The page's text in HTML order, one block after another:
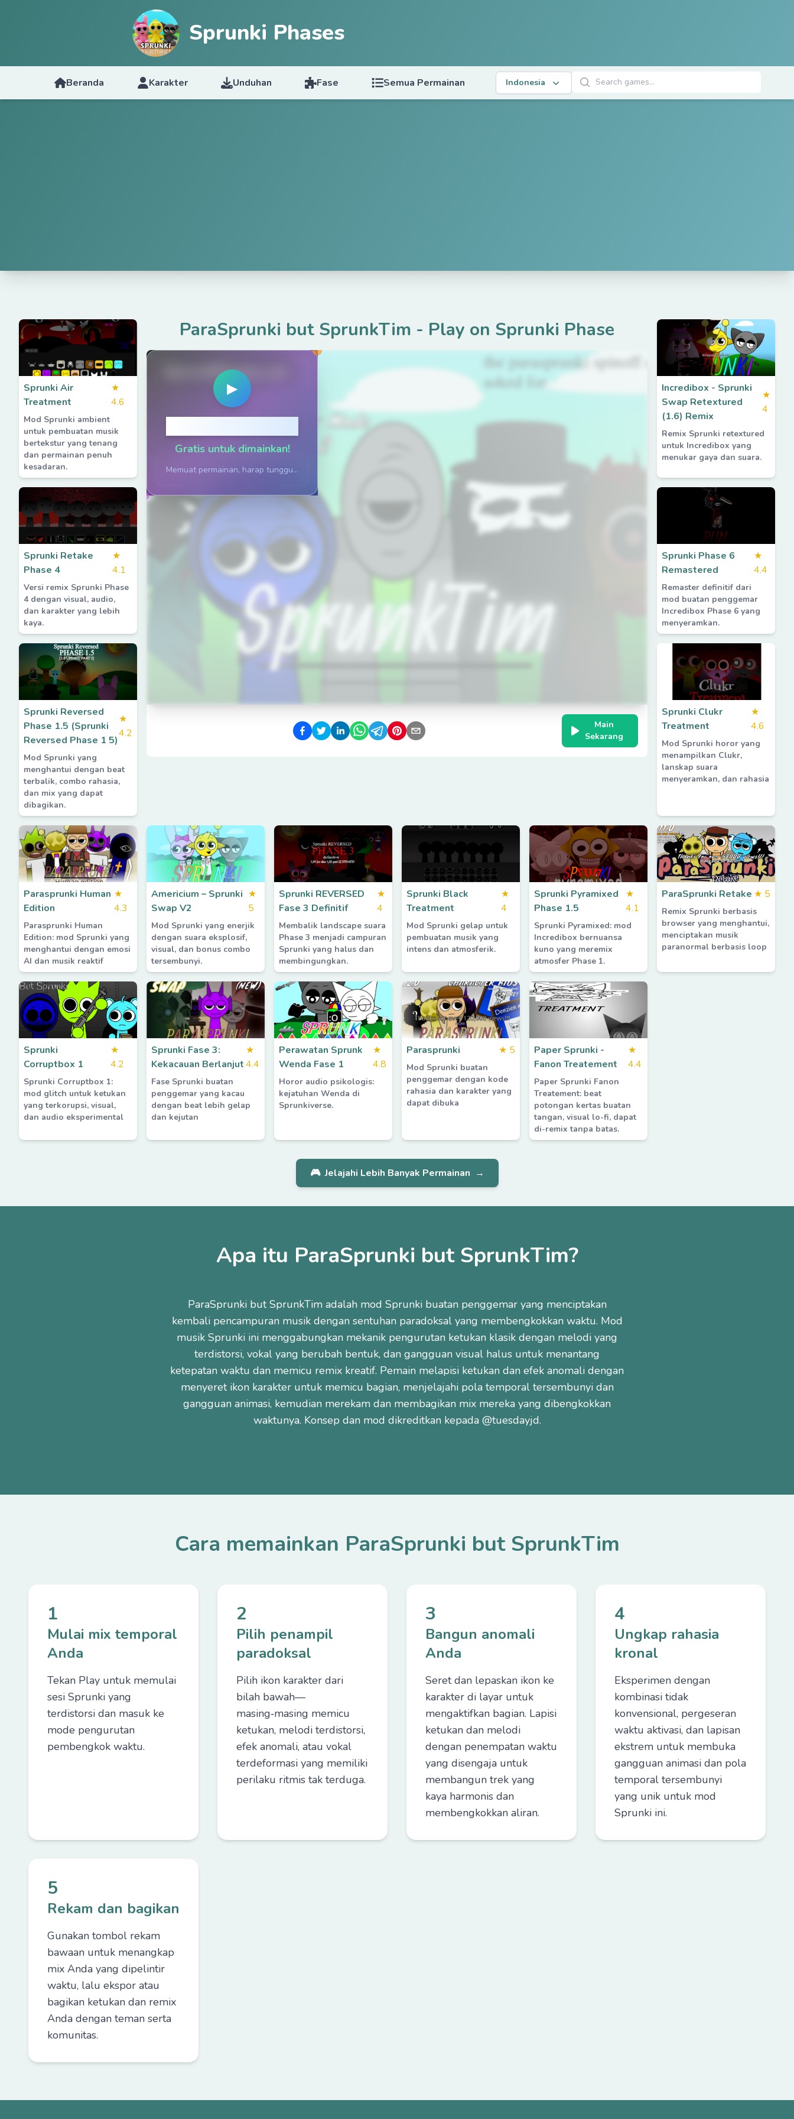
Sprunki Phases
Beranda Karakter Unduhan Fase Semua Permainan Indonesia Cari Permainan
Sprunki Air
Treatment
★
4.6
Mod Sprunki ambient
untuk pembuatan musik
bertekstur yang tenang
dan permainan penuh
kesadaran.
ParaSprunki but SprunkTim - Play on Sprunki Phase
SprunkiPhases.net
▶
Gratis untuk dimainkan!
Memuat permainan, harap tunggu...
Main
Sekarang
Incredibox - Sprunki
Swap Retextured
(1.6) Remix
★
4
Remix Sprunki retextured
untuk Incredibox yang
menukar gaya dan suara.
Sprunki Retake
Phase 4
★
4.1
Versi remix Sprunki Phase
4 dengan visual, audio,
dan karakter yang lebih
kaya.
Sprunki Phase 6
Remastered
★
4.4
Remaster definitif dari
mod buatan penggemar
Incredibox Phase 6 yang
menyeramkan.
Sprunki Reversed
Phase 1.5 (Sprunki
Reversed Phase 1 5)
★
4.2
Mod Sprunki yang
menghantui dengan beat
terbalik, combo rahasia,
dan mix yang dapat
dibagikan.
Sprunki Clukr
Treatment
★
4.6
Mod Sprunki horor yang
menampilkan Clukr,
lanskap suara
menyeramkan, dan rahasia
Parasprunki Human
Edition
★
4.3
Parasprunki Human
Edition: mod Sprunki yang
menghantui dengan emosi
AI dan musik reaktif
Americium – Sprunki
Swap V2
★
5
Mod Sprunki yang enerjik
dengan suara eksplosif,
visual, dan bonus combo
tersembunyi.
Sprunki REVERSED
Fase 3 Definitif
★
4
Membalik landscape suara
Phase 3 menjadi campuran
Sprunki yang halus dan
membingungkan.
Sprunki Black
Treatment
★
4
Mod Sprunki gelap untuk
pembuatan musik yang
intens dan atmosferik.
Sprunki Pyramixed
Phase 1.5
★
4.1
Sprunki Pyramixed: mod
Incredibox bernuansa
kuno yang meremix
atmosfer Phase 1.
ParaSprunki Retake ★ 5
Remix Sprunki berbasis
browser yang menghantui,
menciptakan musik
paranormal berbasis loop
Sprunki
Corruptbox 1
★
4.2
Sprunki Corruptbox 1:
mod glitch untuk ketukan
yang terkorupsi, visual,
dan audio eksperimental
Sprunki Fase 3:
Kekacauan Berlanjut
★
4.4
Fase Sprunki buatan
penggemar yang kacau
dengan beat lebih gelap
dan kejutan
Perawatan Sprunk
Wenda Fase 1
★
4.8
Horor audio psikologis:
kejatuhan Wenda di
Sprunkiverse.
Parasprunki ★ 5
Mod Sprunki buatan
penggemar dengan kode
rahasia dan karakter yang
dapat dibuka
Paper Sprunki -
Fanon Treatement
★
4.4
Paper Sprunki Fanon
Treatement: beat
potongan kertas buatan
tangan, visual lo-fi, dapat
di-remix tanpa batas.
🎮 Jelajahi Lebih Banyak Permainan →
Apa itu ParaSprunki but SprunkTim?
ParaSprunki but SprunkTim adalah mod Sprunki buatan penggemar yang menciptakan
kembali pencampuran musik dengan sentuhan paradoksal yang membengkokkan waktu. Mod
musik Sprunki ini menggabungkan mekanik pengurutan ketukan klasik dengan melodi yang
terdistorsi, vokal yang berubah bentuk, dan gangguan visual halus untuk menantang
ketepatan waktu dan memicu remix kreatif. Pemain melapisi ketukan dan efek anomali dengan
menyeret ikon karakter untuk memicu bagian, menjelajahi pola temporal tersembunyi dan
gangguan animasi, kemudian merekam dan membagikan mix mereka yang dibengkokkan
waktunya. Konsep dan mod dikreditkan kepada @tuesdayjd.
Cara memainkan ParaSprunki but SprunkTim
1
Mulai mix temporal
Anda
Tekan Play untuk memulai
sesi Sprunki yang
terdistorsi dan masuk ke
mode pengurutan
pembengkok waktu.
2
Pilih penampil
paradoksal
Pilih ikon karakter dari
bilah bawah—
masing‑masing memicu
ketukan, melodi terdistorsi,
efek anomali, atau vokal
terdeformasi yang memiliki
perilaku ritmis tak terduga.
3
Bangun anomali
Anda
Seret dan lepaskan ikon ke
karakter di layar untuk
mengaktifkan bagian. Lapisi
ketukan dan melodi
dengan penempatan waktu
yang disengaja untuk
membangun trek yang
kaya harmonis dan
membengkokkan aliran.
4
Ungkap rahasia
kronal
Eksperimen dengan
kombinasi tidak
konvensional, pergeseran
waktu aktivasi, dan lapisan
ekstrem untuk membuka
gangguan animasi dan pola
temporal tersembunyi
yang unik untuk mod
Sprunki ini.
5
Rekam dan bagikan
Gunakan tombol rekam
bawaan untuk menangkap
mix Anda yang dipelintir
waktu, lalu ekspor atau
bagikan ketukan dan remix
Anda dengan teman serta
komunitas.